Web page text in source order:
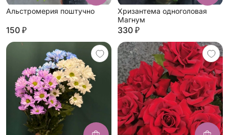
Альстромерия поштучно
150 ₽
Хризантема одноголовая
Магнум
330 ₽